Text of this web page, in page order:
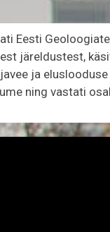
Eesti
järeldustest,
ja
ning vastati